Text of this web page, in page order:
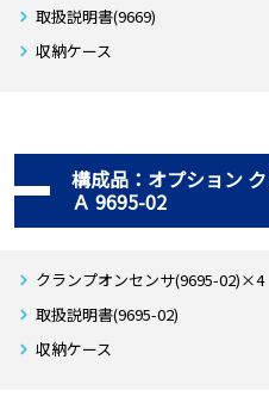
取扱説明書(9669)
収納ケース
構成品：オプション
Ａ 9695-02
クランプオンセンサ(9695-02)×4
取扱説明書(9695-02)
収納ケース